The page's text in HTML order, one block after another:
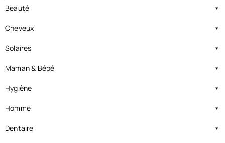
Beauté
Cheveux
Solaires
Maman & Bébé
Hygiène
Homme
Dentaire